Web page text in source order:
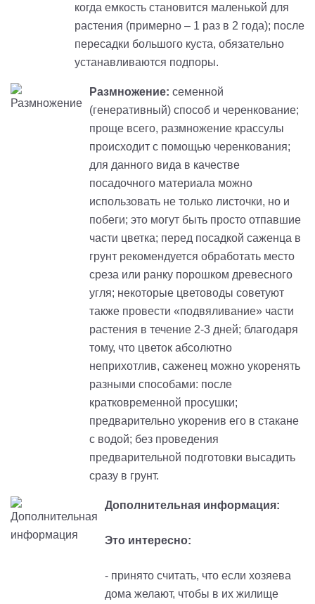
когда емкость становится маленькой для
растения (примерно – 1 раз в 2 года); после
пересадки большого куста, обязательно
устанавливаются подпоры.
Размножение: семенной
(генеративный) способ и черенкование;
проще всего, размножение крассулы
происходит с помощью черенкования;
для данного вида в качестве
посадочного материала можно
использовать не только листочки, но и
побеги; это могут быть просто отпавшие
части цветка; перед посадкой саженца в
грунт рекомендуется обработать место
среза или ранку порошком древесного
угля; некоторые цветоводы советуют
также провести «подвяливание» части
растения в течение 2-3 дней; благодаря
тому, что цветок абсолютно
неприхотлив, саженец можно укоренять
разными способами: после
кратковременной просушки;
предварительно укоренив его в стакане
с водой; без проведения
предварительной подготовки высадить
сразу в грунт.
Дополнительная информация:
Это интересно:
- принято считать, что если хозяева
дома желают, чтобы в их жилище